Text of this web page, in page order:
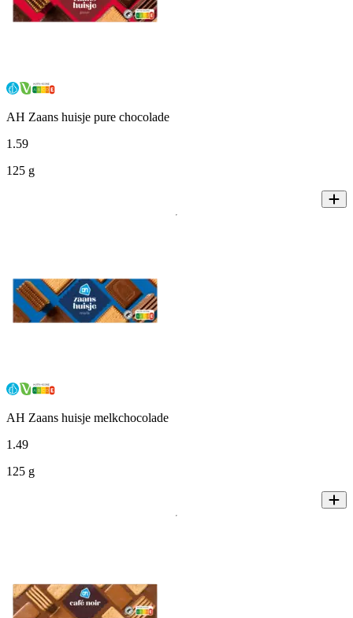
AH Zaans huisje pure chocolade
1 .59
125 g
AH Zaans huisje melkchocolade
1 .49
125 g